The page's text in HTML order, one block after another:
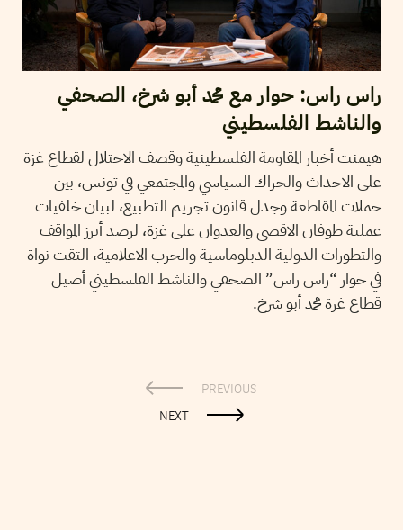
راس راس: حوار مع محمد أبو شرخ، الصحفي
والناشط الفلسطيني
هيمنت أخبار المقاومة الفلسطينية وقصف الاحتلال لقطاع غزة
على الاحداث والحراك السياسي والمجتمعي في تونس، بين
حملات المقاطعة وجدل قانون تجريم التطبيع، لبيان خلفيات
عملية طوفان الاقصى والعدوان على غزة، لرصد أبرز المواقف
والتطورات الدولية الدبلوماسية والحرب الاعلامية، التقت نواة
في حوار “راس راس” الصحفي والناشط الفلسطيني أصيل
قطاع غزة محمد أبو شرخ.
PREVIOUS
NEXT